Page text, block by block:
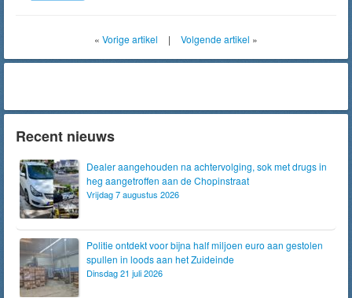
« Vorige artikel | Volgende artikel »
Recent nieuws
Dealer aangehouden na achtervolging, sok met drugs in
heg aangetroffen aan de Chopinstraat
Vrijdag 7 augustus 2026
Politie ontdekt voor bijna half miljoen euro aan gestolen
spullen in loods aan het Zuideinde
Dinsdag 21 juli 2026